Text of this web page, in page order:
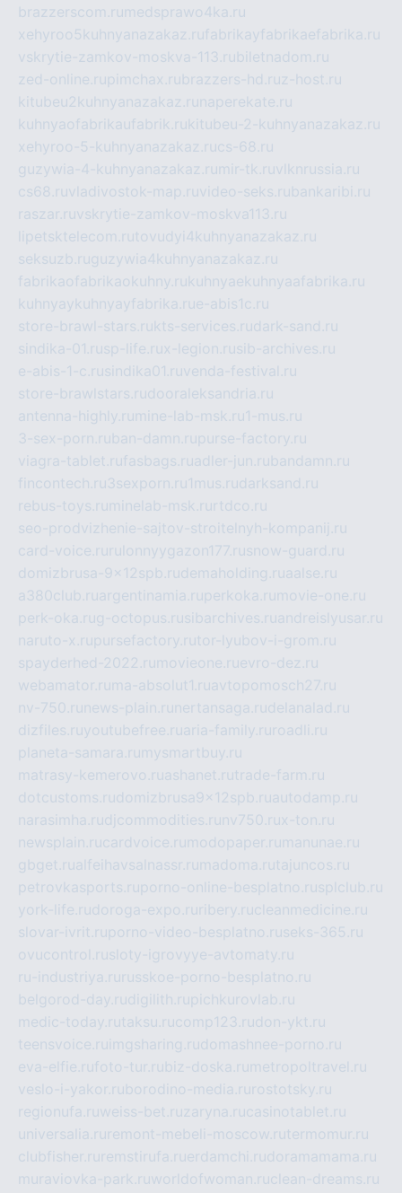
brazzerscom.ru medsprawo4ka.ru
xehyroo5kuhnyanazakaz.rufabrikayfabrikaefabrika.ru
vskrytie-zamkov-moskva-113.rubiletnadom.ru
zed-online.rupimchax.rubrazzers-hd.ruz-host.ru
kitubeu2kuhnyanazakaz.ru naperekate.ru
kuhnyaofabrikaufabrik.rukitubeu-2-kuhnyanazakaz.ru
xehyroo-5-kuhnyanazakaz.rucs-68.ru
guzywia-4-kuhnyanazakaz.ru mir-tk.ruvlknrussia.ru
cs68.ruvladivostok-map.ruvideo-seks.rubankaribi.ru
raszar.ruvskrytie-zamkov-moskva113.ru
lipetsktelecom.rutovudyi4kuhnyanazakaz.ru
seksuzb.ruguzywia4kuhnyanazakaz.ru
fabrikaofabrikaokuhny.rukuhnyaekuhnyaafabrika.ru
kuhnyaykuhnyayfabrika.rue-abis1c.ru
store-brawl-stars.rukts-services.rudark-sand.ru
sindika-01.rusp-life.rux-legion.rusib-archives.ru
e-abis-1-c.rusindika01.ruvenda-festival.ru
store-brawlstars.rudooraleksandria.ru
antenna-highly.ru mine-lab-msk.ru1-mus.ru
3-sex-porn.ruban-damn.rupurse-factory.ru
viagra-tablet.rufasbags.ruadler-jun.rubandamn.ru
fincontech.ru3sexporn.ru1mus.rudarksand.ru
rebus-toys.ru minelab-msk.ru rtdco.ru
seo-prodvizhenie-sajtov-stroitelnyh-kompanij.ru
card-voice.ru rulonnyygazon177.rusnow-guard.ru
domizbrusa-9x12spb.rudemaholding.ruaalse.ru
a380club.ruargentinamia.ruperkoka.ru movie-one.ru
perk-oka.rug-octopus.rusibarchives.ruandreislyusar.ru
naruto-x.rupursefactory.rutor-lyubov-i-grom.ru
spayderhed-2022.ru movieone.ruevro-dez.ru
webamator.ru ma-absolut1.ruavtopomosch27.ru
nv-750.ru news-plain.ru nertansaga.rudelanalad.ru
dizfiles.ruyoutubefree.ruaria-family.ru roadli.ru
planeta-samara.ru mysmartbuy.ru
matrasy-kemerovo.ruashanet.rutrade-farm.ru
dotcustoms.rudomizbrusa9x12spb.ruautodamp.ru
narasimha.rudjcommodities.ru nv750.rux-ton.ru
newsplain.rucardvoice.ru modopaper.ru manunae.ru
gbget.rualfeihavsalnassr.ru madoma.rutajuncos.ru
petrovkasports.ruporno-online-besplatno.rusplclub.ru
york-life.rudoroga-expo.ru ribery.rucleanmedicine.ru
slovar-ivrit.ruporno-video-besplatno.ruseks-365.ru
ovucontrol.rusloty-igrovyye-avtomaty.ru
ru-industriya.ru russkoe-porno-besplatno.ru
belgorod-day.rudigilith.rupichkurovlab.ru
medic-today.rutaksu.rucomp123.rudon-ykt.ru
teensvoice.ru imgsharing.rudomashnee-porno.ru
eva-elfie.rufoto-tur.rubiz-doska.ru metropoltravel.ru
veslo-i-yakor.ruborodino-media.ru rostotsky.ru
regionufa.ruweiss-bet.ruzaryna.rucasinotablet.ru
universalia.ru remont-mebeli-moscow.rutermomur.ru
clubfisher.ru remstirufa.ruerdamchi.rudoramamama.ru
muraviovka-park.ruworldofwoman.ruclean-dreams.ru